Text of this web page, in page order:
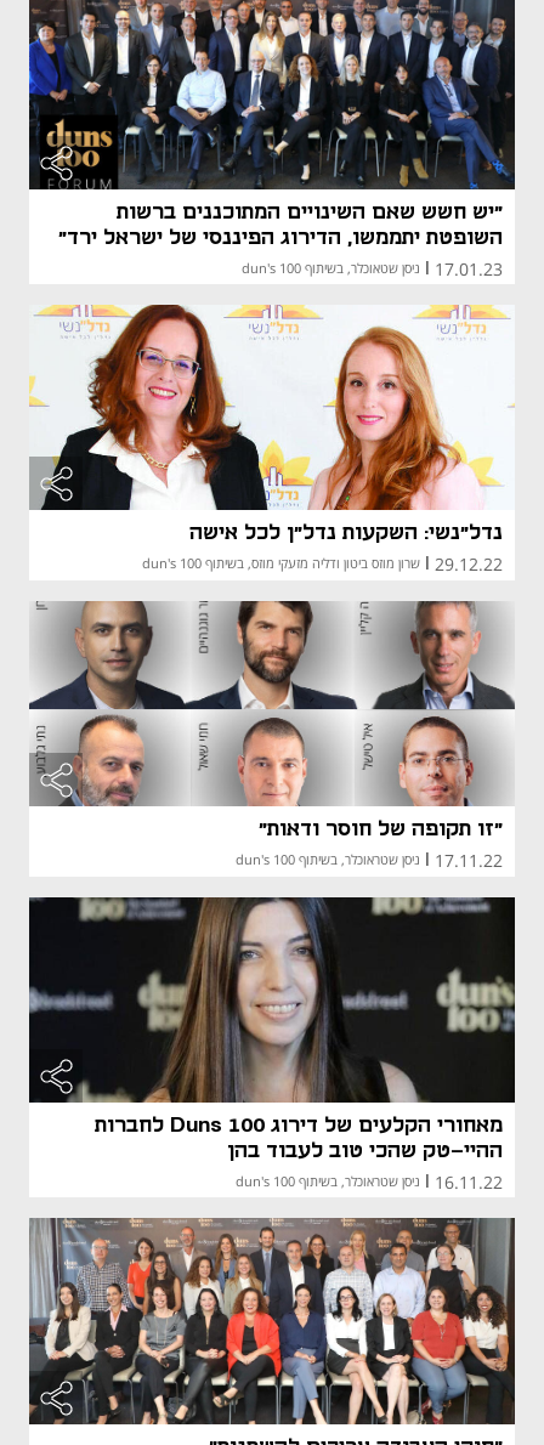
"יש חשש שאם השינויים המתוכננים ברשות
השופטת יתממשו, הדירוג הפיננסי של ישראל ירד"
17.01.23
| ניסן שטאוכלר, בשיתוף dun's 100
נדל"נשי: השקעות נדל"ן לכל אישה
29.12.22 שרון מוזס ביטון ודליה מזעקי מוזס, בשיתוף dun's 100
"זו תקופה של חוסר ודאות"
17.11.22 ניסן שטראוכלר, בשיתוף dun's 100
מאחורי הקלעים של דירוג Duns 100 לחברות
ההיי-טק שהכי טוב לעבוד בהן
16.11.22 ניסן שטראוכלר, בשיתוף dun's 100